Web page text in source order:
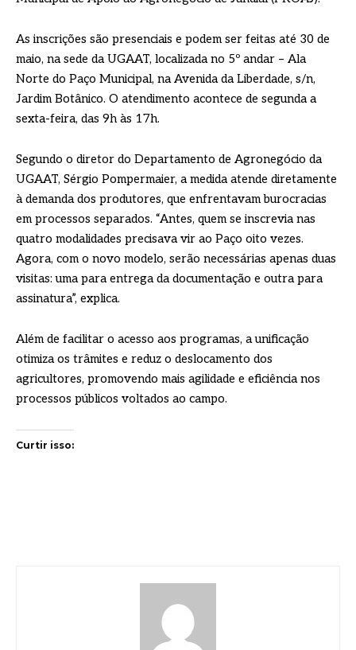
As inscrições são presenciais e podem ser feitas até 30 de
maio, na sede da UGAAT, localizada no 5º andar – Ala
Norte do Paço Municipal, na Avenida da Liberdade, s/n,
Jardim Botânico. O atendimento acontece de segunda a
sexta-feira, das 9h às 17h.
Segundo o diretor do Departamento de Agronegócio da
UGAAT, Sérgio Pompermaier, a medida atende diretamente
à demanda dos produtores, que enfrentavam burocracias
em processos separados. “Antes, quem se inscrevia nas
quatro modalidades precisava vir ao Paço oito vezes.
Agora, com o novo modelo, serão necessárias apenas duas
visitas: uma para entrega da documentação e outra para
assinatura”, explica.
Além de facilitar o acesso aos programas, a unificação
otimiza os trâmites e reduz o deslocamento dos
agricultores, promovendo mais agilidade e eficiência nos
processos públicos voltados ao campo.
Curtir isso: